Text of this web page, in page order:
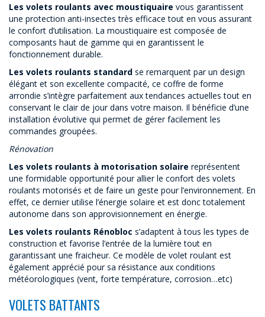
Les volets roulants avec moustiquaire vous garantissent
une protection anti-insectes très efficace tout en vous assurant
le confort d’utilisation. La moustiquaire est composée de
composants haut de gamme qui en garantissent le
fonctionnement durable.
Les volets roulants standard se remarquent par un design
élégant et son excellente compacité, ce coffre de forme
arrondie s’intègre parfaitement aux tendances actuelles tout en
conservant le clair de jour dans votre maison. Il bénéficie d’une
installation évolutive qui permet de gérer facilement les
commandes groupées.
Rénovation
Les volets roulants à motorisation solaire représentent
une formidable opportunité pour allier le confort des volets
roulants motorisés et de faire un geste pour l’environnement. En
effet, ce dernier utilise l’énergie solaire et est donc totalement
autonome dans son approvisionnement en énergie.
Les volets roulants Rénobloc s’adaptent à tous les types de
construction et favorise l’entrée de la lumière tout en
garantissant une fraicheur. Ce modèle de volet roulant est
également apprécié pour sa résistance aux conditions
météorologiques (vent, forte température, corrosion…etc)
VOLETS BATTANTS